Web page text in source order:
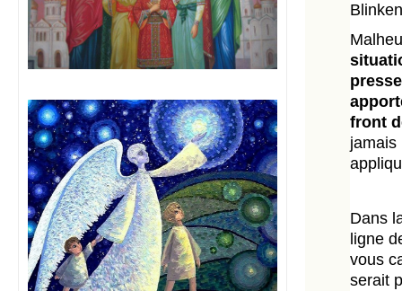
front
jamais
Dans
ligne
vous
serait